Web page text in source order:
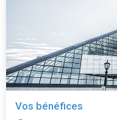
Vos bénéfices